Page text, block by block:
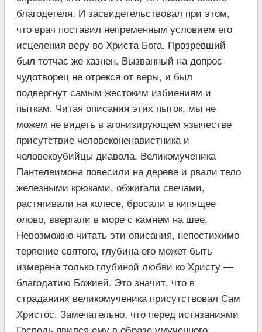
благодетеля. И засвидетельствовал при этом,
что врач поставил непременным условием его
исцеления веру во Христа Бога. Прозревший
был тотчас же казнен. Вызванный на допрос
чудотворец не отрекся от веры, и был
подвергнут самым жестоким избиениям и
пыткам. Читая описания этих пыток, мы не
можем не видеть в агонизирующем язычестве
присутствие человеконенавистника и
человекоубийцы диавола. Великомученика
Пантелеимона повесили на дереве и рвали тело
железными крюками, обжигали свечами,
растягивали на колесе, бросали в кипящее
олово, ввергали в море с камнем на шее.
Невозможно читать эти описания, непостижимо
терпение святого, глубина его может быть
измерена только глубиной любви ко Христу —
благодатию Божией. Это значит, что в
страданиях великомученика присутствовал Сам
Христос. Замечательно, что перед истязаниями